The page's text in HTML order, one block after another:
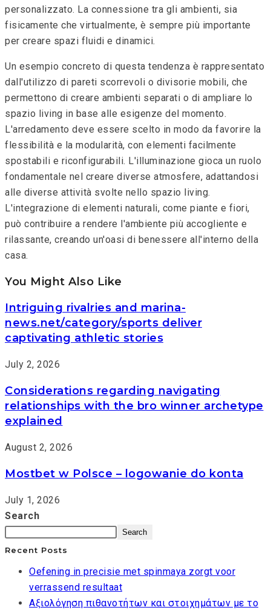
personalizzato. La connessione tra gli ambienti, sia
fisicamente che virtualmente, è sempre più importante
per creare spazi fluidi e dinamici.
Un esempio concreto di questa tendenza è rappresentato
dall'utilizzo di pareti scorrevoli o divisorie mobili, che
permettono di creare ambienti separati o di ampliare lo
spazio living in base alle esigenze del momento.
L'arredamento deve essere scelto in modo da favorire la
flessibilità e la modularità, con elementi facilmente
spostabili e riconfigurabili. L'illuminazione gioca un ruolo
fondamentale nel creare diverse atmosfere, adattandosi
alle diverse attività svolte nello spazio living.
L'integrazione di elementi naturali, come piante e fiori,
può contribuire a rendere l'ambiente più accogliente e
rilassante, creando un'oasi di benessere all'interno della
casa.
You Might Also Like
Intriguing rivalries and marina-
news.net/category/sports deliver
captivating athletic stories
July 2, 2026
Considerations regarding navigating
relationships with the bro winner archetype
explained
August 2, 2026
Mostbet w Polsce – logowanie do konta
July 1, 2026
Search
Search
Recent Posts
Oefening in precisie met spinmaya zorgt voor
verrassend resultaat
Αξιολόγηση πιθανοτήτων και στοιχημάτων με το